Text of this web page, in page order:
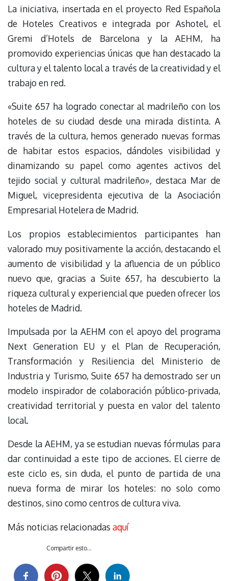
La iniciativa, insertada en el proyecto Red Española
de Hoteles Creativos e integrada por Ashotel, el
Gremi d’Hotels de Barcelona y la AEHM, ha
promovido experiencias únicas que han destacado la
cultura y el talento local a través de la creatividad y el
trabajo en red.
«Suite 657 ha logrado conectar al madrileño con los
hoteles de su ciudad desde una mirada distinta. A
través de la cultura, hemos generado nuevas formas
de habitar estos espacios, dándoles visibilidad y
dinamizando su papel como agentes activos del
tejido social y cultural madrileño», destaca Mar de
Miguel, vicepresidenta ejecutiva de la Asociación
Empresarial Hotelera de Madrid.
Los propios establecimientos participantes han
valorado muy positivamente la acción, destacando el
aumento de visibilidad y la afluencia de un público
nuevo que, gracias a Suite 657, ha descubierto la
riqueza cultural y experiencial que pueden ofrecer los
hoteles de Madrid.
Impulsada por la AEHM con el apoyo del programa
Next Generation EU y el Plan de Recuperación,
Transformación y Resiliencia del Ministerio de
Industria y Turismo, Suite 657 ha demostrado ser un
modelo inspirador de colaboración público-privada,
creatividad territorial y puesta en valor del talento
local.
Desde la AEHM, ya se estudian nuevas fórmulas para
dar continuidad a este tipo de acciones. El cierre de
este ciclo es, sin duda, el punto de partida de una
nueva forma de mirar los hoteles: no solo como
destinos, sino como centros de cultura viva.
Más noticias relacionadas aquí
Compartir esto...